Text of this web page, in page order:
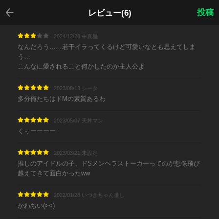
レビュー(6)
戻る
投稿
2024/12/28 中真星
なんだろう……若干イラってくるけど可愛いなとも思えてしま
う…
こんなに愛されること何かしたのか主人公よ
2023/08/13 シータ
多分俺たちはドMの素質あるわ
2023/05/07 天丼マン
くぅーーーー
2023/03/21 未設定
推しのアイドルの子、ドSメンヘラストーカーってのが想像飛び
越えてきて面白かったww
2022/01/28 いつきちゃん推し
かわちい(><)